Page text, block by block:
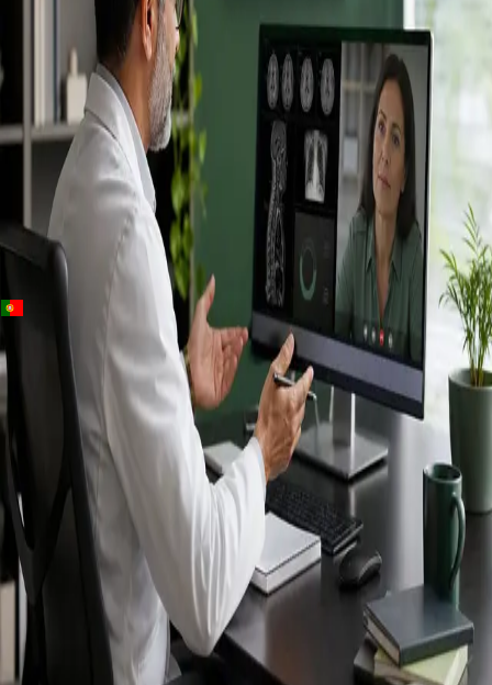
++
Portugal · Especialistas
Specialist
consultation
Connect with specialists across cardiology, dermatology,
nutrition and more.
Book specialist consultation Ver perfis
Cuidados especializadosConecte-se com especialistas
experientes online.
Registados em Portugal
Médicos registados para
exercer em Portugal.